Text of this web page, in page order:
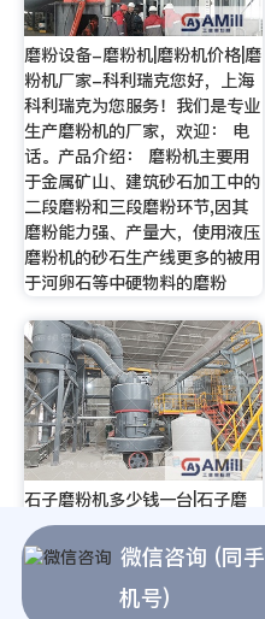
磨粉设备-磨粉机|磨粉机价格|磨
粉机厂家-科利瑞克您好，上海
科利瑞克为您服务！我们是专业
生产磨粉机的厂家，欢迎： 电
话。产品介绍： 磨粉机主要用
于金属矿山、建筑砂石加工中的
二段磨粉和三段磨粉环节,因其
磨粉能力强、产量大，使用液压
磨粉机的砂石生产线更多的被用
于河卵石等中硬物料的磨粉
石子磨粉机多少钱一台|石子磨
粉机石子磨粉机也称石子磨粉
机，用于石子物料中、细碎的机
关注的石子磨粉机： 一、石子
微信咨询 (同手
机号)